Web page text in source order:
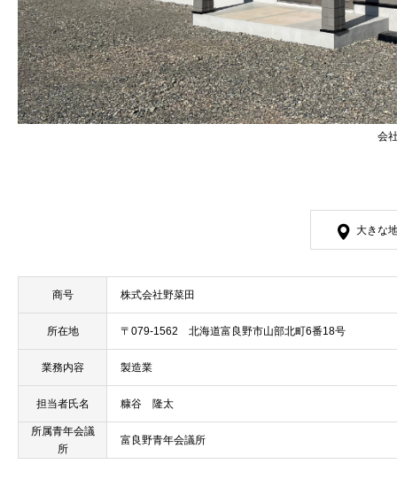
会
大きな
商号 株式会社野菜田
所在地 〒079-1562 北海道富良野市山部北町6番18号
業務内容 製造業
担当者氏名 糠谷 隆太
所属青年会議
所
富良野青年会議所